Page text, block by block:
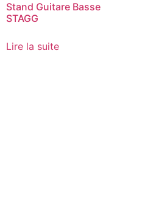
Stand Guitare Basse
STAGG
Lire la suite